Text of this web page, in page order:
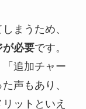
まうため、
が必要です。
「追加チャー
声もあり、
ットといえ